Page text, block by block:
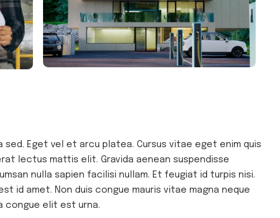
Eget vel et arcu platea. Cursus vitae eget enim quis
lectus mattis elit. Gravida aenean suspendisse
nulla sapien facilisi nullam. Et feugiat id turpis nisi.
id amet. Non duis congue mauris vitae magna neque
congue elit est urna.